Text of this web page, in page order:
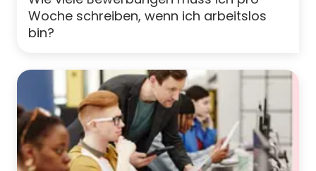
Woche schreiben, wenn ich arbeitslos
bin?